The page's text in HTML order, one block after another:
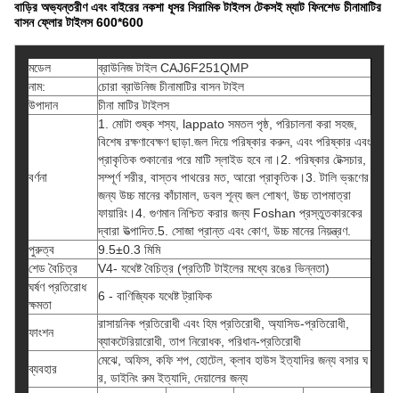
বাড়ির অভ্যন্তরীণ এবং বাইরের নকশা ধূসর সিরামিক টাইলস টেকসই ম্যাট ফিনশেড চীনামাটির
বাসন ফ্লোর টাইলস 600*600
মডেল
ব্রাউনিজ টাইল CAJ6F251QMP
নাম:
চোরা ব্রাউনিজ চীনামাটির বাসন টাইল
উপাদান
চীনা মাটির টাইলস
বর্ণনা
1. মোটা শুষ্ক শস্য, lappato সমতল পৃষ্ঠ, পরিচালনা করা সহজ,
বিশেষ রক্ষণাবেক্ষণ ছাড়া.জল দিয়ে পরিষ্কার করুন, এবং পরিষ্কার এবং
প্রাকৃতিক শুকানোর পরে মাটি স্লাইড হবে না।2. পরিষ্কার টেক্সচার,
সম্পূর্ণ শরীর, বাস্তব পাথরের মত, আরো প্রাকৃতিক।3. টালি ভ্রূণের
জন্য উচ্চ মানের কাঁচামাল, ডবল শূন্য জল শোষণ, উচ্চ তাপমাত্রা
ফায়ারিং।4. গুণমান নিশ্চিত করার জন্য Foshan প্রস্তুতকারকের
দ্বারা উত্পাদিত.5. সোজা প্রান্ত এবং কোণ, উচ্চ মানের নিয়ন্ত্রণ.
পুরুত্ব
9.5±0.3 মিমি
শেড বৈচিত্র
V4- যথেষ্ট বৈচিত্র (প্রতিটি টাইলের মধ্যে রঙের ভিন্নতা)
ঘর্ষণ প্রতিরোধ
ক্ষমতা
6 - বাণিজ্যিক যথেষ্ট ট্রাফিক
ফাংশন
রাসায়নিক প্রতিরোধী এবং হিম প্রতিরোধী, অ্যাসিড-প্রতিরোধী,
ব্যাকটেরিয়ারোধী, তাপ নিরোধক, পরিধান-প্রতিরোধী
ব্যবহার
মেঝে, অফিস, কফি শপ, হোটেল, ক্লাব হাউস ইত্যাদির জন্য বসার ঘ
র, ডাইনিং রুম ইত্যাদি, দেয়ালের জন্য